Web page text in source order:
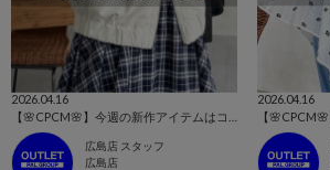
2026.04.16
広島店 スタッフ
広島店
2026.04.16